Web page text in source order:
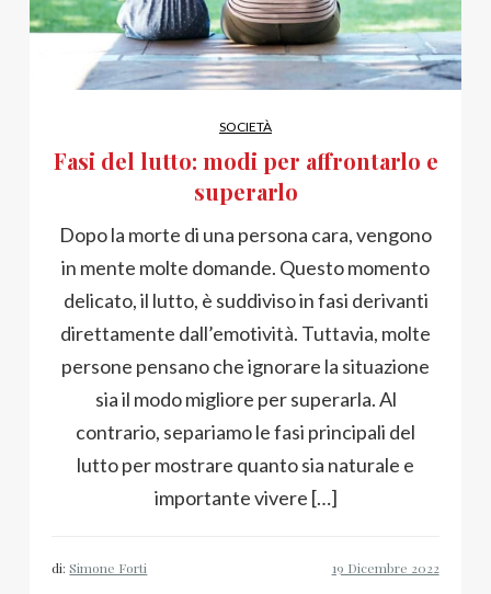
SOCIETÀ
Fasi del lutto: modi per affrontarlo e
superarlo
Dopo la morte di una persona cara, vengono
in mente molte domande. Questo momento
delicato, il lutto, è suddiviso in fasi derivanti
direttamente dall’emotività. Tuttavia, molte
persone pensano che ignorare la situazione
sia il modo migliore per superarla. Al
contrario, separiamo le fasi principali del
lutto per mostrare quanto sia naturale e
importante vivere […]
di:Simone Forti